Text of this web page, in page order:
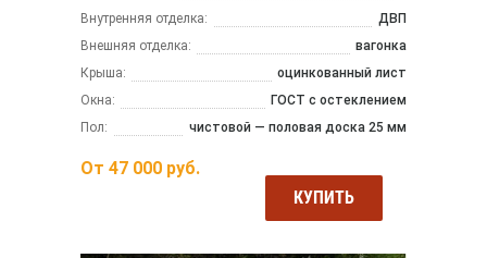
Внутренняя отделка:
ДВП
Внешняя отделка:
вагонка
Крыша:
оцинкованный лист
Окна:
ГОСТ с остеклением
Пол:
чистовой — половая доска 25 мм
От 47 000 руб.
КУПИТЬ